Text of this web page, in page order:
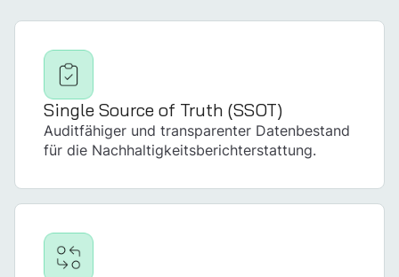
Single Source of Truth (SSOT)
Auditfähiger und transparenter Datenbestand
für die Nachhaltigkeits­berichterstattung.